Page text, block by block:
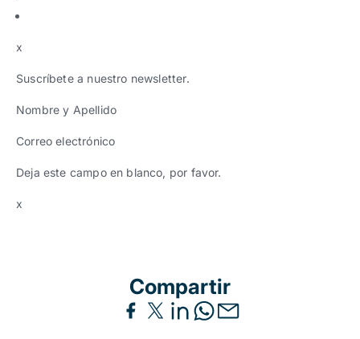
x
Suscríbete a nuestro newsletter.
Nombre y Apellido
Correo electrónico
Deja este campo en blanco, por favor.
x
Compartir